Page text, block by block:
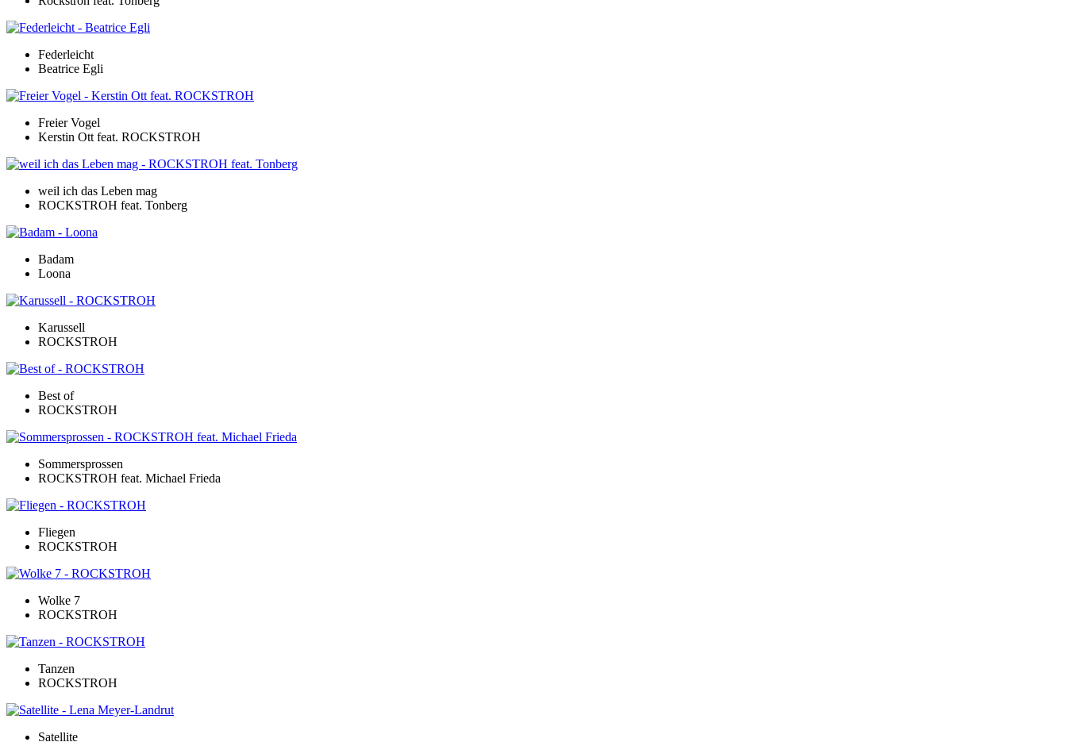
Federleicht
Beatrice Egli
Freier Vogel
Kerstin Ott feat. ROCKSTROH
weil ich das Leben mag
ROCKSTROH feat. Tonberg
Badam
Loona
Karussell
ROCKSTROH
Best of
ROCKSTROH
Sommersprossen
ROCKSTROH feat. Michael Frieda
Fliegen
ROCKSTROH
Wolke 7
ROCKSTROH
Tanzen
ROCKSTROH
Satellite